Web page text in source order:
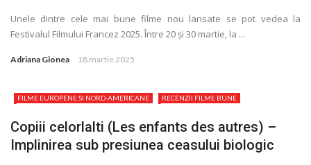
Unele dintre cele mai bune filme nou lansate se pot vedea la
Festivalul Filmului Francez 2025. Între 20 și 30 martie, la ...
Adriana Gionea 18 martie 2025
FILME EUROPENE SI NORD-AMERICANE RECENZII FILME BUNE
Copiii celorlalti (Les enfants des autres) –
Implinirea sub presiunea ceasului biologic